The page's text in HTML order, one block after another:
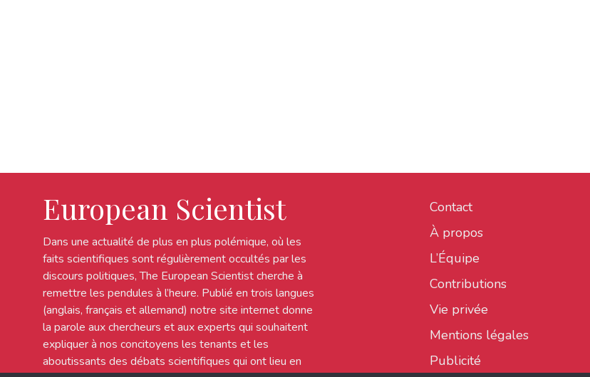
European Scientist
Dans une actualité de plus en plus polémique, où les
faits scientifiques sont régulièrement occultés par les
discours politiques, The European Scientist cherche à
remettre les pendules à l’heure. Publié en trois langues
(anglais, français et allemand) notre site internet donne
la parole aux chercheurs et aux experts qui souhaitent
expliquer à nos concitoyens les tenants et les
aboutissants des débats scientifiques qui ont lieu en
Contact
À propos
L’Équipe
Contributions
Vie privée
Mentions légales
Publicité